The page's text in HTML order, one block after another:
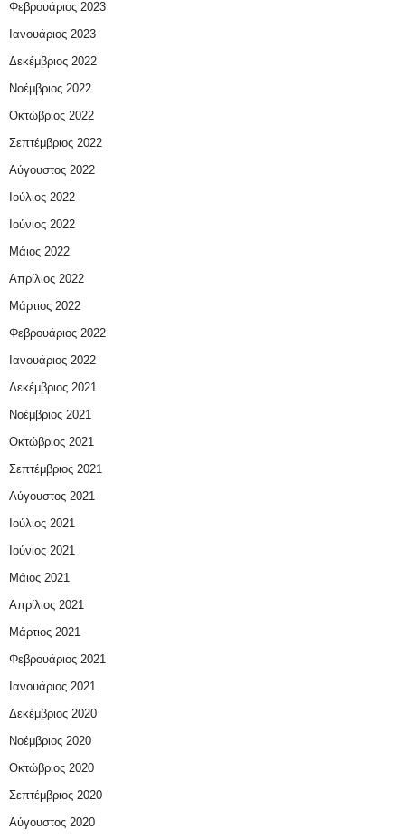
Φεβρουάριος 2023
Ιανουάριος 2023
Δεκέμβριος 2022
Νοέμβριος 2022
Οκτώβριος 2022
Σεπτέμβριος 2022
Αύγουστος 2022
Ιούλιος 2022
Ιούνιος 2022
Μάιος 2022
Απρίλιος 2022
Μάρτιος 2022
Φεβρουάριος 2022
Ιανουάριος 2022
Δεκέμβριος 2021
Νοέμβριος 2021
Οκτώβριος 2021
Σεπτέμβριος 2021
Αύγουστος 2021
Ιούλιος 2021
Ιούνιος 2021
Μάιος 2021
Απρίλιος 2021
Μάρτιος 2021
Φεβρουάριος 2021
Ιανουάριος 2021
Δεκέμβριος 2020
Νοέμβριος 2020
Οκτώβριος 2020
Σεπτέμβριος 2020
Αύγουστος 2020